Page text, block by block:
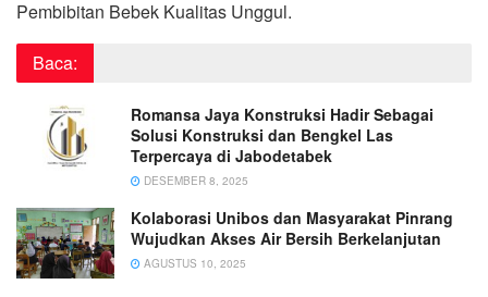
Pembibitan Bebek Kualitas Unggul.
Baca:
Romansa Jaya Konstruksi Hadir Sebagai
Solusi Konstruksi dan Bengkel Las
Terpercaya di Jabodetabek
DESEMBER 8, 2025
Kolaborasi Unibos dan Masyarakat Pinrang
Wujudkan Akses Air Bersih Berkelanjutan
AGUSTUS 10, 2025